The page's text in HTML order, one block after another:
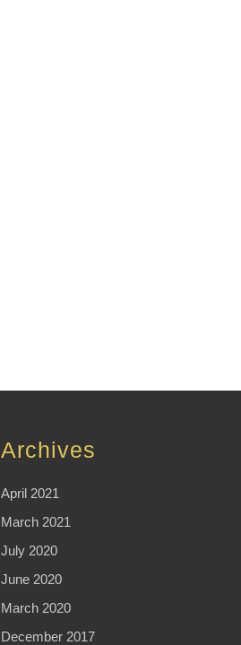
Archives
April 2021
March 2021
July 2020
June 2020
March 2020
December 2017